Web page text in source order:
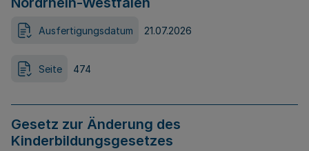
Ausfertigungsdatum 21.07.2026
Seite 474
Gesetz zur Änderung des
Kinderbildungsgesetzes